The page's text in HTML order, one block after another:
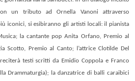
un tributo ad Ornella Vanoni attraverso
iconici, si esibiranno gli artisti locali: il pianista
la cantante pop Anita Orfano, Premio al
Scotto, Premio al Canto; l’attrice Clotilde Del
testi scritti da Emidio Coppola e Franco
Drammaturgia); la danzatrice di balli caraibici